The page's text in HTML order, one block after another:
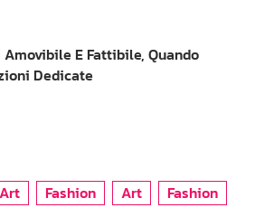
E Fattibile, Quando
Dedicate
Art Fashion Art
Fashion